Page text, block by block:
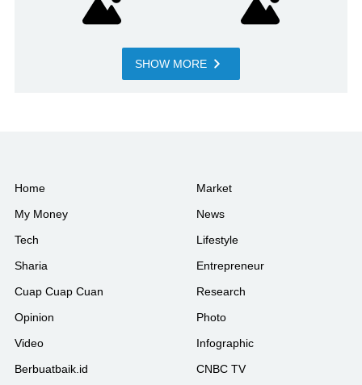
SHOW MORE
Home
My Money
Tech
Sharia
Cuap Cuap Cuan
Opinion
Video
Berbuatbaik.id
Market
News
Lifestyle
Entrepreneur
Research
Photo
Infographic
CNBC TV